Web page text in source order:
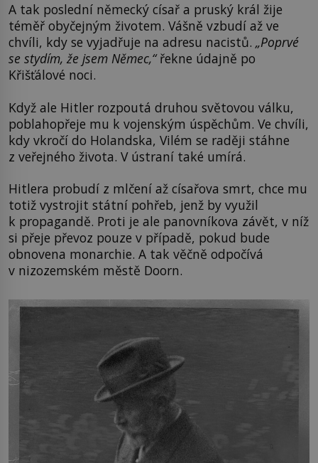
A tak poslední německý císař a pruský král žije
téměř obyčejným životem. Vášně vzbudí až ve
chvíli, kdy se vyjadřuje na adresu nacistů. „Poprvé
se stydím, že jsem Němec,“řekne údajně po
Křišťálové noci.
Když ale Hitler rozpoutá druhou světovou válku,
poblahopřeje mu k vojenským úspěchům. Ve chvíli,
kdy vkročí do Holandska, Vilém se raději stáhne
z veřejného života. V ústraní také umírá.
Hitlera probudí z mlčení až císařova smrt, chce mu
totiž vystrojit státní pohřeb, jenž by využil
k propagandě. Proti je ale panovníkova závět, v níž
si přeje převoz pouze v případě, pokud bude
obnovena monarchie. A tak věčně odpočívá
v nizozemském městě Doorn.